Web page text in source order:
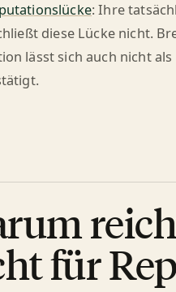
: Ihre
diese Lücke nicht.
lässt sich auch nicht
für